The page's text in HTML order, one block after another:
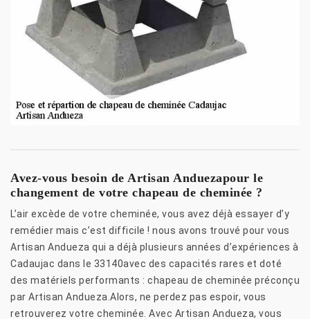
Avez-vous besoin de Artisan Anduezapour le
changement de votre chapeau de cheminée ?
L’air excède de votre cheminée, vous avez déjà essayer d’y
remédier mais c’est difficile ! nous avons trouvé pour vous
Artisan Andueza qui a déjà plusieurs années d’expériences à
Cadaujac dans le 33140avec des capacités rares et doté
des matériels performants : chapeau de cheminée préconçu
par Artisan Andueza.Alors, ne perdez pas espoir, vous
retrouverez votre cheminée. Avec Artisan Andueza, vous